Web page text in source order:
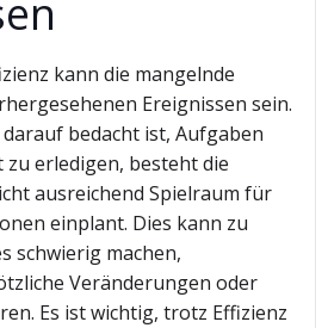
kann die mangelnde
Ereignissen sein.
bedacht ist, Aufgaben
erledigen, besteht die
ausreichend Spielraum für
einplant. Dies kann zu
schwierig machen,
Veränderungen oder
Es ist wichtig, trotz Effizienz